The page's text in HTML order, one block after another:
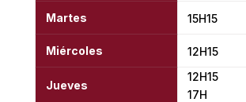
Martes
Miércoles
Jueves
15H15
12H15
12H15
17H